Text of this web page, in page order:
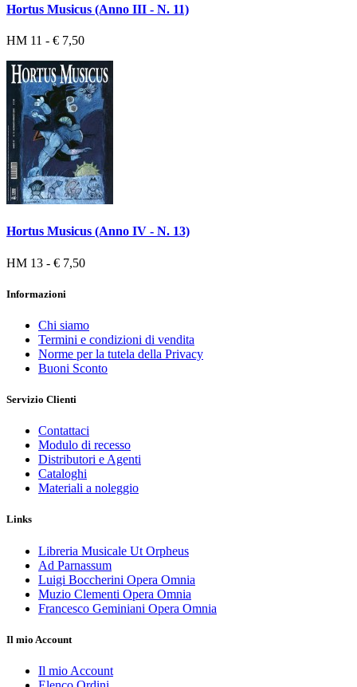
Hortus Musicus (Anno III - N. 11)
HM 11 - € 7,50
Hortus Musicus (Anno IV - N. 13)
HM 13 - € 7,50
Informazioni
Chi siamo
Termini e condizioni di vendita
Norme per la tutela della Privacy
Buoni Sconto
Servizio Clienti
Contattaci
Modulo di recesso
Distributori e Agenti
Cataloghi
Materiali a noleggio
Links
Libreria Musicale Ut Orpheus
Ad Parnassum
Luigi Boccherini Opera Omnia
Muzio Clementi Opera Omnia
Francesco Geminiani Opera Omnia
Il mio Account
Il mio Account